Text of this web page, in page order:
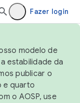
Fazer login
modelo de
estabilidade da
publicar o
e quarto
o AOSP, use